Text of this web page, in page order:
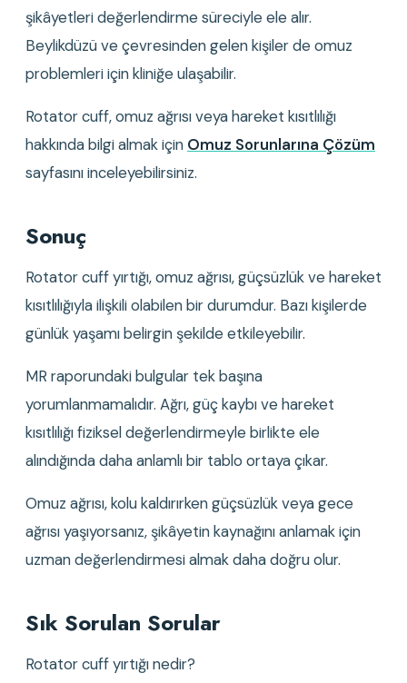
şikâyetleri değerlendirme süreciyle ele alır.
Beylikdüzü ve çevresinden gelen kişiler de omuz
problemleri için kliniğe ulaşabilir.
Rotator cuff, omuz ağrısı veya hareket kısıtlılığı
hakkında bilgi almak için Omuz Sorunlarına Çözüm
sayfasını inceleyebilirsiniz.
Sonuç
Rotator cuff yırtığı, omuz ağrısı, güçsüzlük ve hareket
kısıtlılığıyla ilişkili olabilen bir durumdur. Bazı kişilerde
günlük yaşamı belirgin şekilde etkileyebilir.
MR raporundaki bulgular tek başına
yorumlanmamalıdır. Ağrı, güç kaybı ve hareket
kısıtlılığı fiziksel değerlendirmeyle birlikte ele
alındığında daha anlamlı bir tablo ortaya çıkar.
Omuz ağrısı, kolu kaldırırken güçsüzlük veya gece
ağrısı yaşıyorsanız, şikâyetin kaynağını anlamak için
uzman değerlendirmesi almak daha doğru olur.
Sık Sorulan Sorular
Rotator cuff yırtığı nedir?